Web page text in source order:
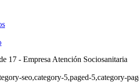
17 - Empresa Atención Sociosanitaria
seo,category-5,paged-5,category-